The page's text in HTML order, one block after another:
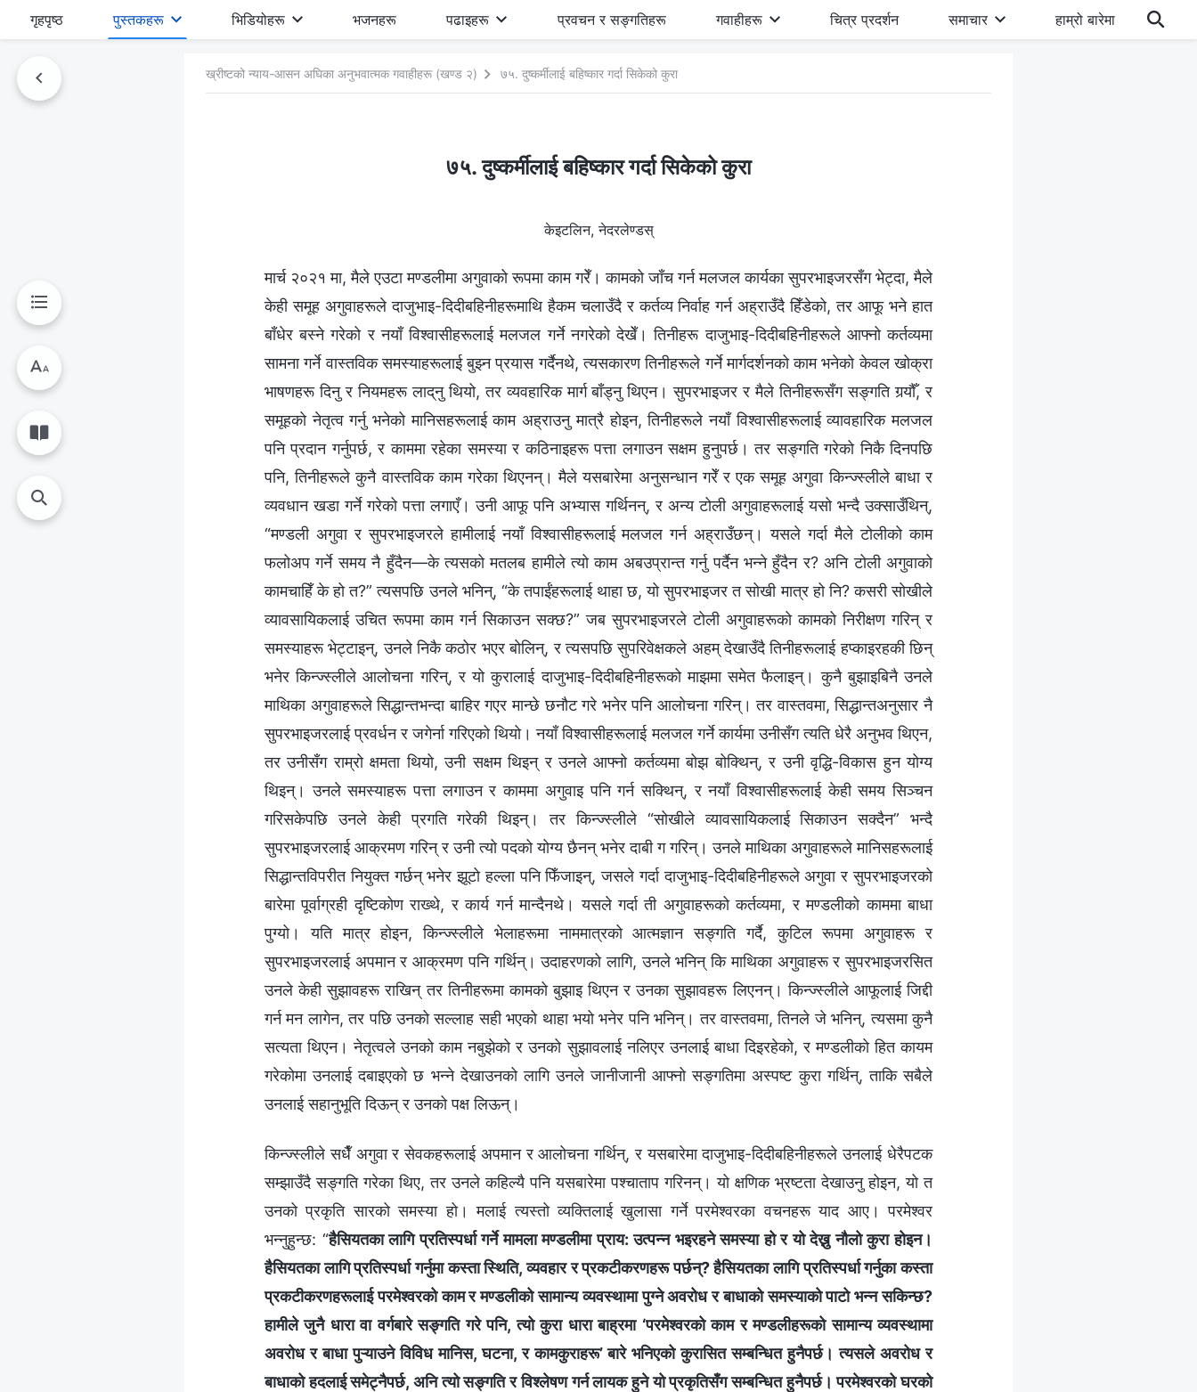
गृहपृष्ठ पुस्तकहरू भिडियोहरू भजनहरू पढाइहरू प्रवचन र सङ्गतिहरू गवाहीहरू चित्र प्रदर्शन समाचार हाम्रो बारेमा
ख्रीष्‍टको न्याय-आसन अघिका अनुभवात्मक गवाहीहरू (खण्ड २) ७५. दुष्कर्मीलाई बहिष्कार गर्दा सिकेको कुरा
७५. दुष्कर्मीलाई बहिष्कार गर्दा सिकेको कुरा
केइटलिन, नेदरलेण्डस्
मार्च २०२१ मा, मैले एउटा मण्डलीमा अगुवाको रूपमा काम गरेँ। कामको जाँच गर्न मलजल कार्यका सुपरभाइजरसँग भेट्दा, मैले
केही समूह अगुवाहरूले दाजुभाइ-दिदीबहिनीहरूमाथि हैकम चलाउँदै र कर्तव्य निर्वाह गर्न अह्राउँदै हिँडेको, तर आफू भने हात
बाँधेर बस्‍ने गरेको र नयाँ विश्‍वासीहरूलाई मलजल गर्ने नगरेको देखेँ। तिनीहरू दाजुभाइ-दिदीबहिनीहरूले आफ्नो कर्तव्यमा
सामना गर्ने वास्तविक समस्याहरूलाई बुझ्न प्रयास गर्दैनथे, त्यसकारण तिनीहरूले गर्ने मार्गदर्शनको काम भनेको केवल खोक्रा
भाषणहरू दिनु र नियमहरू लाद्‌नु थियो, तर व्यवहारिक मार्ग बाँड्नु थिएन। सुपरभाइजर र मैले तिनीहरूसँग सङ्गति गर्‍यौँ, र
समूहको नेतृत्व गर्नु भनेको मानिसहरूलाई काम अह्राउनु मात्रै होइन, तिनीहरूले नयाँ विश्‍वासीहरूलाई व्यावहारिक मलजल
पनि प्रदान गर्नुपर्छ, र काममा रहेका समस्या र कठिनाइहरू पत्ता लगाउन सक्षम हुनुपर्छ। तर सङ्गति गरेको निकै दिनपछि
पनि, तिनीहरूले कुनै वास्तविक काम गरेका थिएनन्। मैले यसबारेमा अनुसन्धान गरेँ र एक समूह अगुवा किन्ज्स्लीले बाधा र
व्यवधान खडा गर्ने गरेको पत्ता लगाएँ। उनी आफू पनि अभ्यास गर्थिनन्, र अन्य टोली अगुवाहरूलाई यसो भन्दै उक्साउँथिन्,
“मण्डली अगुवा र सुपरभाइजरले हामीलाई नयाँ विश्‍वासीहरूलाई मलजल गर्न अह्राउँछन्। यसले गर्दा मैले टोलीको काम
फलोअप गर्ने समय नै हुँदैन—के त्यसको मतलब हामीले त्यो काम अबउप्रान्त गर्नु पर्दैन भन्‍ने हुँदैन र? अनि टोली अगुवाको
कामचाहिँ के हो त?” त्यसपछि उनले भनिन्, “के तपाईंहरूलाई थाहा छ, यो सुपरभाइजर त सोखी मात्र हो नि? कसरी सोखीले
व्यावसायिकलाई उचित रूपमा काम गर्न सिकाउन सक्छ?” जब सुपरभाइजरले टोली अगुवाहरूको कामको निरीक्षण गरिन् र
समस्याहरू भेट्टाइन्, उनले निकै कठोर भएर बोलिन्, र त्यसपछि सुपरिवेक्षकले अहम्‌ देखाउँदै तिनीहरूलाई हप्काइरहकी छिन्
भनेर किन्ज्स्लीले आलोचना गरिन्, र यो कुरालाई दाजुभाइ-दिदीबहिनीहरूको माझमा समेत फैलाइन्। कुनै बुझाइबिनै उनले
माथिका अगुवाहरूले सिद्धान्तभन्दा बाहिर गएर मान्छे छनौट गरे भनेर पनि आलोचना गरिन्। तर वास्तवमा, सिद्धान्तअनुसार नै
सुपरभाइजरलाई प्रवर्धन र जगेर्ना गरिएको थियो। नयाँ विश्‍वासीहरूलाई मलजल गर्ने कार्यमा उनीसँग त्यति धेरै अनुभव थिएन,
तर उनीसँग राम्रो क्षमता थियो, उनी सक्षम थिइन् र उनले आफ्‍नो कर्तव्यमा बोझ बोक्थिन्, र उनी वृद्धि-विकास हुन योग्य
थिइन्। उनले समस्याहरू पत्ता लगाउन र काममा अगुवाइ पनि गर्न सक्थिन्, र नयाँ विश्‍वासीहरूलाई केही समय सिञ्‍चन
गरिसकेपछि उनले केही प्रगति गरेकी थिइन्। तर किन्ज्स्लीले “सोखीले व्यावसायिकलाई सिकाउन सक्दैन” भन्दै
सुपरभाइजरलाई आक्रमण गरिन् र उनी त्यो पदको योग्य छैनन् भनेर दाबी ग गरिन्। उनले माथिका अगुवाहरूले मानिसहरूलाई
सिद्धान्तविपरीत नियुक्त गर्छन् भनेर झूटो हल्‍ला पनि फिँजाइन्, जसले गर्दा दाजुभाइ-दिदीबहिनीहरूले अगुवा र सुपरभाइजरको
बारेमा पूर्वाग्रही दृष्टिकोण राख्थे, र कार्य गर्न मान्दैनथे। यसले गर्दा ती अगुवाहरूको कर्तव्यमा, र मण्डलीको काममा बाधा
पुग्यो। यति मात्र होइन, किन्ज्स्लीले भेलाहरूमा नाममात्रको आत्मज्ञान सङ्गति गर्दै, कुटिल रूपमा अगुवाहरू र
सुपरभाइजरलाई अपमान र आक्रमण पनि गर्थिन्। उदाहरणको लागि, उनले भनिन् कि माथिका अगुवाहरू र सुपरभाइजरसित
उनले केही सुझावहरू राखिन् तर तिनीहरूमा कामको बुझाइ थिएन र उनका सुझावहरू लिएनन्। किन्ज्स्लीले आफूलाई जिद्दी
गर्न मन लागेन, तर पछि उनको सल्लाह सही भएको थाहा भयो भनेर पनि भनिन्। तर वास्तवमा, तिनले जे भनिन्, त्यसमा कुनै
सत्यता थिएन। नेतृत्वले उनको काम नबुझेको र उनको सुझावलाई नलिएर उनलाई बाधा दिइरहेको, र मण्डलीको हित कायम
गरेकोमा उनलाई दबाइएको छ भन्‍ने देखाउनको लागि उनले जानीजानी आफ्‍नो सङ्गतिमा अस्पष्ट कुरा गर्थिन्, ताकि सबैले
उनलाई सहानुभूति दिऊन् र उनको पक्ष लिऊन्।
किन्ज्स्लीले सधैँ अगुवा र सेवकहरूलाई अपमान र आलोचना गर्थिन्, र यसबारेमा दाजुभाइ-दिदीबहिनीहरूले उनलाई धेरैपटक
सम्झाउँदै सङ्गति गरेका थिए, तर उनले कहिल्यै पनि यसबारेमा पश्‍चाताप गरिनन्। यो क्षणिक भ्रष्टता देखाउनु होइन, यो त
उनको प्रकृति सारको समस्या हो। मलाई त्यस्तो व्यक्तिलाई खुलासा गर्ने परमेश्‍वरका वचनहरू याद आए। परमेश्‍वर
भन्‍नुहुन्छ: “हैसियतका लागि प्रतिस्पर्धा गर्ने मामला मण्डलीमा प्राय: उत्पन्न भइरहने समस्या हो र यो देख्नु नौलो कुरा होइन।
हैसियतका लागि प्रतिस्पर्धा गर्नुमा कस्ता स्थिति, व्यवहार र प्रकटीकरणहरू पर्छन्? हैसियतका लागि प्रतिस्पर्धा गर्नुका कस्ता
प्रकटीकरणहरूलाई परमेश्वरको काम र मण्डलीको सामान्य व्यवस्थामा पुग्ने अवरोध र बाधाको समस्याको पाटो भन्न सकिन्छ?
हामीले जुनै धारा वा वर्गबारे सङ्गति गरे पनि, त्यो कुरा धारा बाह्रमा ‘परमेश्वरको काम र मण्डलीहरूको सामान्य व्यवस्थामा
अवरोध र बाधा पुऱ्याउने विविध मानिस, घटना, र कामकुराहरू’ बारे भनिएको कुरासित सम्बन्धित हुनैपर्छ। त्यसले अवरोध र
बाधाको हदलाई समेट्नैपर्छ, अनि त्यो सङ्गति र विश्लेषण गर्न लायक हुने यो प्रकृतिसँग सम्बन्धित हुनैपर्छ। परमेश्‍वरको घरको